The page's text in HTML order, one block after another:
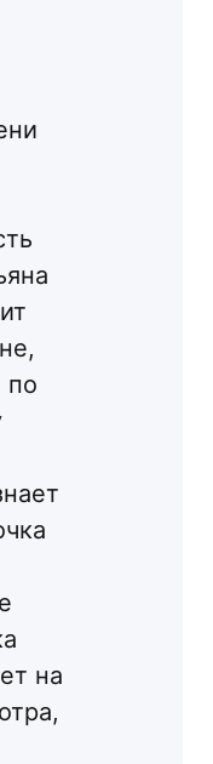
по
на